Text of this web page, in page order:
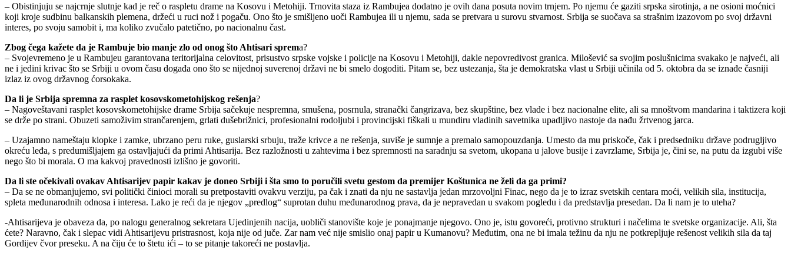
– Obistinjuju se najcrnje slutnje kad je reč o raspletu drame na Kosovu i Metohiji. Trnovita staza iz Rambujea dodatno je ovih dana posuta novim trnjem. Po njemu će gaziti srpska sirotinja, a ne osioni moćnici
koji kroje sudbinu balkanskih plemena, držeći u ruci nož i pogaču. Ono što je smišljeno uoči Rambujea ili u njemu, sada se pretvara u surovu stvarnost. Srbija se suočava sa strašnim izazovom po svoj državni
interes, po svoju samobit i, ma koliko zvučalo patetično, po nacionalnu čast.
Zbog čega kažete da je Rambuje bio manje zlo od onog što Ahtisari sprema?
– Svojevremeno je u Rambujeu garantovana teritorijalna celovitost, prisustvo srpske vojske i policije na Kosovu i Metohiji, dakle nepovredivost granica. Milošević sa svojim poslušnicima svakako je najveći, ali
ne i jedini krivac što se Srbiji u ovom času događa ono što se nijednoj suverenoj državi ne bi smelo dogoditi. Pitam se, bez ustezanja, šta je demokratska vlast u Srbiji učinila od 5. oktobra da se iznađe časniji
izlaz iz ovog državnog ćorsokaka.
Da li je Srbija spremna za rasplet kosovskometohijskog rešenja?
– Nagoveštavani rasplet kosovskometohijske drame Srbija sačekuje nespremna, smušena, posrnula, stranački čangrizava, bez skupštine, bez vlade i bez nacionalne elite, ali sa mnoštvom mandarina i taktizera koji
se drže po strani. Obuzeti samoživim strančarenjem, grlati dušebrižnici, profesionalni rodoljubi i provincijski fiškali u mundiru vladinih savetnika upadljivo nastoje da nađu žrtvenog jarca.
– Uzajamno nameštaju klopke i zamke, ubrzano peru ruke, guslarski srbuju, traže krivce a ne rešenja, suviše je sumnje a premalo samopouzdanja. Umesto da mu priskoče, čak i predsedniku države podrugljivo
okreću leđa, s predumišljajem ga ostavljajući da primi Ahtisarija. Bez razložnosti u zahtevima i bez spremnosti na saradnju sa svetom, ukopana u jalove busije i zavrzlame, Srbija je, čini se, na putu da izgubi više
nego što bi morala. O ma kakvoj pravednosti izlišno je govoriti.
Da li ste očekivali ovakav Ahtisarijev papir kakav je doneo Srbiji i šta smo to poručili svetu gestom da premijer Koštunica ne želi da ga primi?
– Da se ne obmanjujemo, svi politički činioci morali su pretpostaviti ovakvu verziju, pa čak i znati da nju ne sastavlja jedan mrzovoljni Finac, nego da je to izraz svetskih centara moći, velikih sila, institucija,
spleta međunarodnih odnosa i interesa. Lako je reći da je njegov „predlog“ suprotan duhu međunarodnog prava, da je nepravedan u svakom pogledu i da predstavlja presedan. Da li nam je to uteha?
-Ahtisarijeva je obaveza da, po nalogu generalnog sekretara Ujedinjenih nacija, uobliči stanovište koje je ponajmanje njegovo. Ono je, istu govoreći, protivno strukturi i načelima te svetske organizacije. Ali, šta
ćete? Naravno, čak i slepac vidi Ahtisarijevu pristrasnost, koja nije od juče. Zar nam već nije smislio onaj papir u Kumanovu? Međutim, ona ne bi imala težinu da nju ne potkrepljuje rešenost velikih sila da taj
Gordijev čvor preseku. A na čiju će to štetu ići – to se pitanje takoreći ne postavlja.